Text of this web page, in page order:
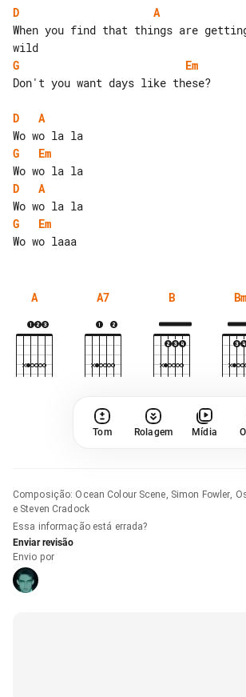
D
A
When you find that things are
G
Em
Don't you want days like these?
D
A
G
Em
D
A
G
Em
A A7 B Bm
Tom Rolagem Mídia
Composição: Ocean Colour Scene, Simon Fowler,
e Steven Cradock
Essa informação está errada?
Enviar revisão
Envio por